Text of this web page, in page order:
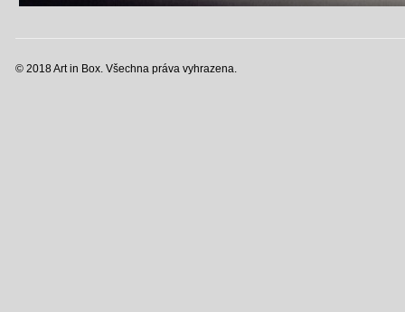
© 2018 Art in Box. Všechna práva vyhrazena.